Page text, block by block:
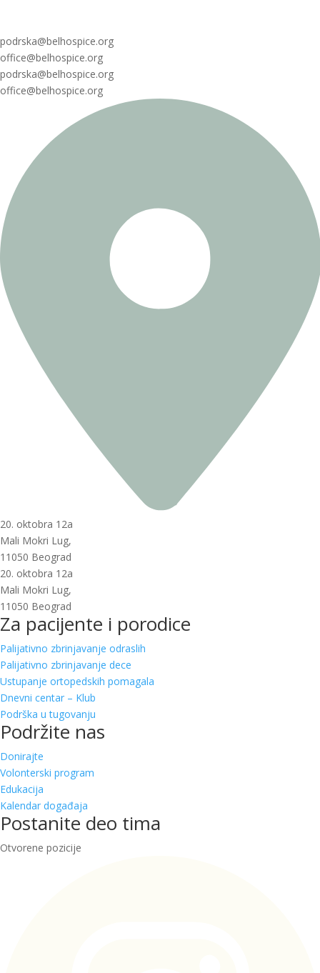
podrska@belhospice.org
office@belhospice.org
podrska@belhospice.org
office@belhospice.org
20. oktobra 12a
Mali Mokri Lug,
11050 Beograd
20. oktobra 12a
Mali Mokri Lug,
11050 Beograd
Za pacijente i porodice
Palijativno zbrinjavanje odraslih
Palijativno zbrinjavanje dece
Ustupanje ortopedskih pomagala
Dnevni centar – Klub
Podrška u tugovanju
Podržite nas
Donirajte
Volonterski program
Edukacija
Kalendar događaja
Postanite deo tima
Otvorene pozicije